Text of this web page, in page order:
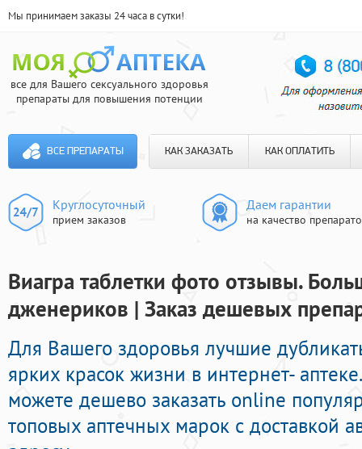
Мы принимаем заказы 24 часа в сутки!
все для Вашего сексуального здоровья
препараты для повышения потенции
ВСЕ ПРЕПАРАТЫ КАК ЗАКАЗАТЬ КАК ОПЛАТИТЬ
Круглосуточный
прием заказов
Даем гарантии
на качество
Виагра таблетки фото отзывы.
дженериков | Заказ дешевых
Для Вашего здоровья лучшие
ярких красок жизни в интернет-
можете дешево заказать online
топовых аптечных марок с доставкой